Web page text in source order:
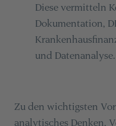
Diese vermitteln
Dokumentation,
und Datenanalyse.
Zu den wichtigsten
analytisches Denken,